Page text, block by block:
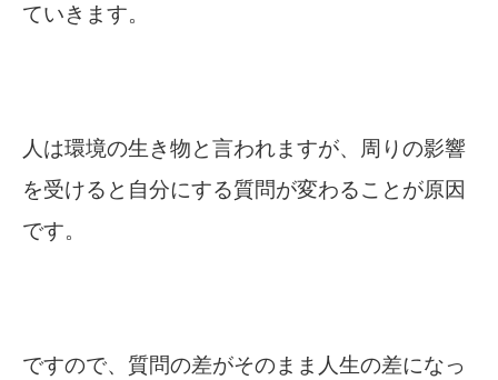
ていきます。
人は環境の生き物と言われますが、周りの影響
を受けると自分にする質問が変わることが原因
です。
ですので、質問の差がそのまま人生の差になっ